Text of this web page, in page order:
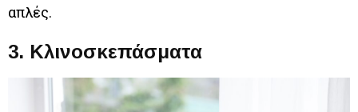
απλές.
3. Κλινοσκεπάσματα